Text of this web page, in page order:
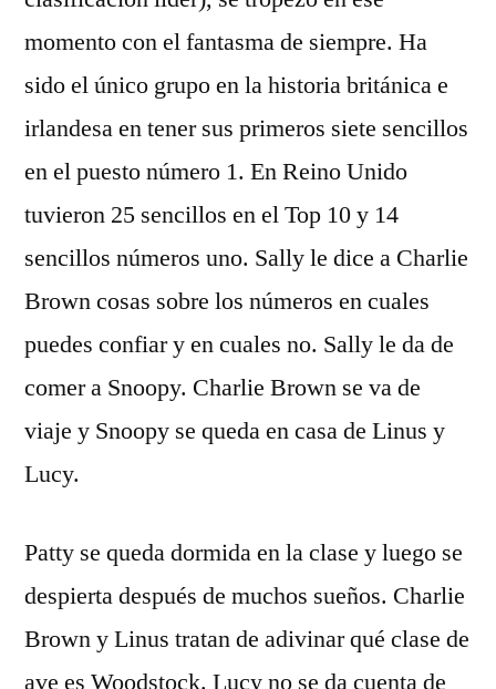
momento con el fantasma de siempre. Ha
sido el único grupo en la historia británica e
irlandesa en tener sus primeros siete sencillos
en el puesto número 1. En Reino Unido
tuvieron 25 sencillos en el Top 10 y 14
sencillos números uno. Sally le dice a Charlie
Brown cosas sobre los números en cuales
puedes confiar y en cuales no. Sally le da de
comer a Snoopy. Charlie Brown se va de
viaje y Snoopy se queda en casa de Linus y
Lucy.
Patty se queda dormida en la clase y luego se
despierta después de muchos sueños. Charlie
Brown y Linus tratan de adivinar qué clase de
ave es Woodstock. Lucy no se da cuenta de